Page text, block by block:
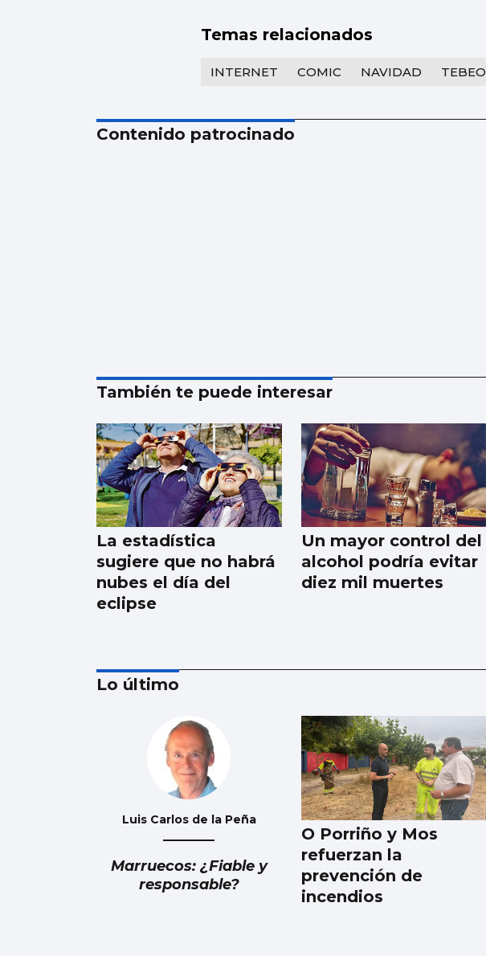
Temas relacionados
INTERNET COMIC NAVIDAD TEBEO
Contenido patrocinado
También te puede interesar
La estadística
sugiere que no habrá
nubes el día del
eclipse
Un mayor control del
alcohol podría evitar
diez mil muertes
La dieta de verdura y
pescado favorece la
esperanza de vida
Lo último
Luis Carlos de la Peña
Marruecos: ¿Fiable y
responsable?
O Porriño y Mos
refuerzan la
prevención de
incendios